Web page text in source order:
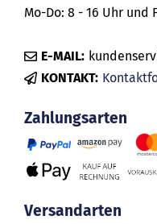
Mo-Do: 8 - 16 Uhr und
E-MAIL:
KONTAKT:
Zahlungsarten
Versandarten